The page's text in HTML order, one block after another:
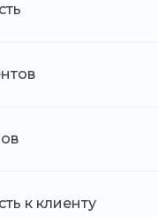
к клиенту